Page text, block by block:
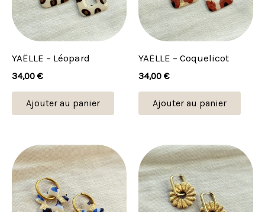
YAËLLE – Léopard
34,00 €
Ajouter au panier
YAËLLE – Coquelicot
34,00 €
Ajouter au panier
Plage
de
prix :
22,00 €
à
28,00 €
Ce
produit
a
plusieurs
Plage
de
prix :
21,00 €
à
28,00 €
Ce
a